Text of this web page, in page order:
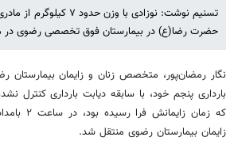
حضرت رضا(ع) در بیمارستان فوق تخصصی رضوی در
نگار رمضان‌پور، متخصص زنان و زایمان بیمارستان
که زمان
زایمان بیمارستان رضوی منتقل شد.